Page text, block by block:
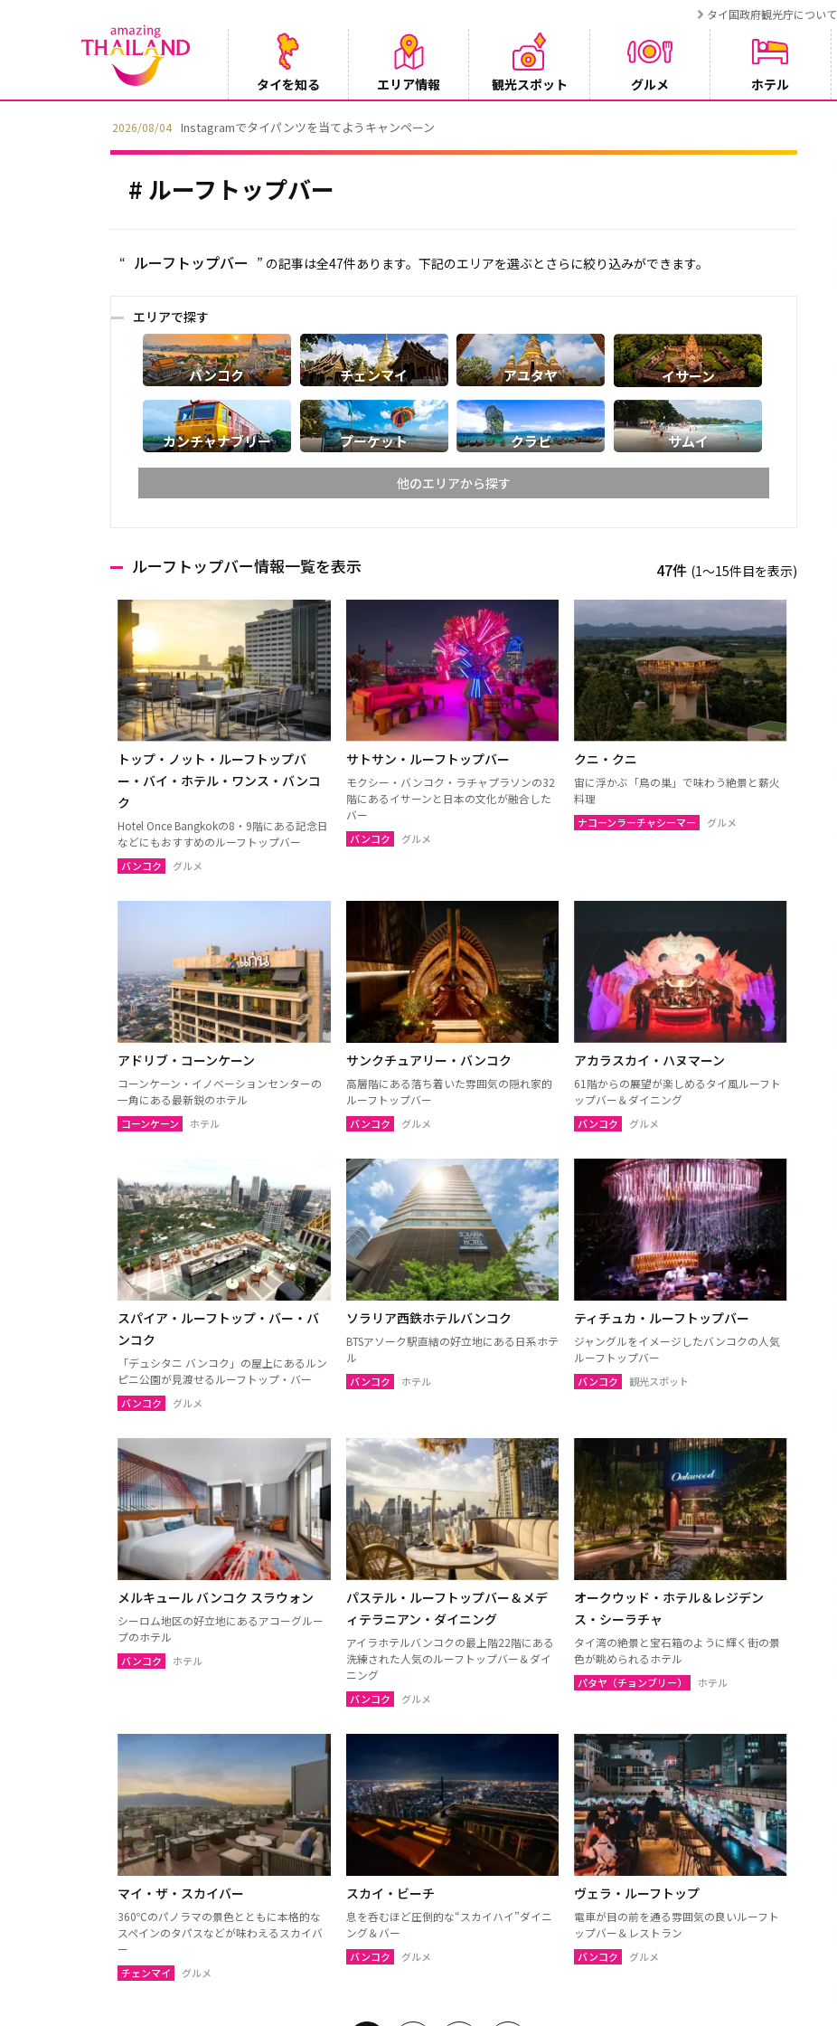
タイ国政府観光庁について
タイを知る エリア情報 観光スポット グルメ ホテル
2026/08/03 【鉄道】バンコクーアユタヤを結ぶ冷房列車「SRT BANGKOK CONNEX」8月1日より運行開始
ルーフトップバー
“ ルーフトップバー ” の記事は全47件あります。下記のエリアを選ぶとさらに絞り込みができます。
エリアで探す
バンコク チェンマイ アユタヤ イサーン
カンチャナブリー プーケット クラビ サムイ
他のエリアから探す
チェンマイ
メーホンソーン
カンペーンペット
ピッサヌローク
ナコーンサワン
ナーン
パヤオ
プレー
ペッチャブーン
ピチット
ウッタラディット
ウタイターニー
ウドーンターニー コーンケーン
ナコーンラーチャシーマー
（コラート）
ウボンラーチャターニー
（ウボン）
カラシン ルーイ
サコンナコーン
マハーサーラカーム
ヤソートーン
シーサケート
アムナートチャルーン
スリン
チャイヤプーム
北イサーン
南イサーン
パタヤ（チョンブリー） トラート
ラヨーン（サメット島）
チャンタブリー
サケーオ
チャチューンサオ
プラーチーンブリー
ナコーンナーヨック サムットプラカーン
バンコク サムットソンクラーム
アユタヤ
ナコーンパトム
カンチャナブリー
ホアヒン（プラチュアッブキリカ
ン）
チャアム（ペッチャブリー）
アーントーン
チャイナート
ロッブリー
ノンタブリー
パトゥムターニー
ペッチャブリー
プラチュアップキリカン
ラーチャブリー
サラブリー
シンブリー
スパンブリー
サムイ島（スラーターニー）
ランタ島（クラビ）
トラン
パンガー
カオラック（パンガー）
チュンポーン
ナラーティワート
ナコーンシータマラート
パッターニー
パッタルン
ラノーン
サトゥーン
ソンクラー
スラーターニー
ヤラー
ルーフトップバー情報一覧を表示 47件 (1〜15件目を表示)
トップ・ノット・ルーフトップバ
ー・バイ・ホテル・ワンス・バンコ
ク
Hotel Once Bangkokの8・9階にある記念日
などにもおすすめのルーフトップバー
バンコク グルメ
サトサン・ルーフトップバー
モクシー・バンコク・ラチャプラソンの32
階にあるイサーンと日本の文化が融合した
バー
バンコク グルメ
クニ・クニ
宙に浮かぶ「鳥の巣」で味わう絶景と薪火
料理
ナコーンラーチャシーマー グルメ
アドリブ・コーンケーン
コーンケーン・イノベーションセンターの
一角にある最新鋭のホテル
コーンケーン ホテル
サンクチュアリー・バンコク
高層階にある落ち着いた雰囲気の隠れ家的
ルーフトップバー
バンコク グルメ
アカラスカイ・ハヌマーン
61階からの展望が楽しめるタイ風ルーフト
ップバー＆ダイニング
バンコク グルメ
スパイア・ルーフトップ・バー・バ
ンコク
「デュシタニ バンコク」の屋上にあるルン
ピニ公園が見渡せるルーフトップ・バー
バンコク グルメ
ソラリア西鉄ホテルバンコク
BTSアソーク駅直結の好立地にある日系ホテ
ル
バンコク ホテル
ティチュカ・ルーフトップバー
ジャングルをイメージしたバンコクの人気
ルーフトップバー
バンコク 観光スポット
メルキュール バンコク スラウォン
シーロム地区の好立地にあるアコーグルー
プのホテル
バンコク ホテル
パステル・ルーフトップバー＆メデ
ィテラニアン・ダイニング
アイラホテルバンコクの最上階22階にある
洗練された人気のルーフトップバー＆ダイ
ニング
バンコク グルメ
オークウッド・ホテル＆レジデン
ス・シーラチャ
タイ湾の絶景と宝石箱のように輝く街の景
色が眺められるホテル
パタヤ（チョンブリー） ホテル
マイ・ザ・スカイバー
360℃のパノラマの景色とともに本格的な
スペインのタパスなどが味わえるスカイバ
ー
チェンマイ グルメ
スカイ・ビーチ
息を呑むほど圧倒的な“スカイハイ”ダイニ
ング＆バー
バンコク グルメ
ヴェラ・ルーフトップ
電車が目の前を通る雰囲気の良いルーフト
ップバー＆レストラン
バンコク グルメ